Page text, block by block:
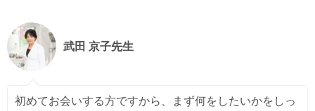
武田 京子先生
初めてお会いする方ですから、まず何をしたいかをしっ